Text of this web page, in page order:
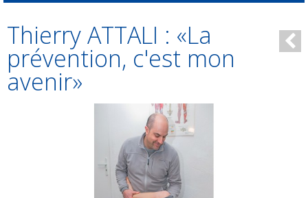
Thierry ATTALI : «La
prévention, c'est mon
avenir»